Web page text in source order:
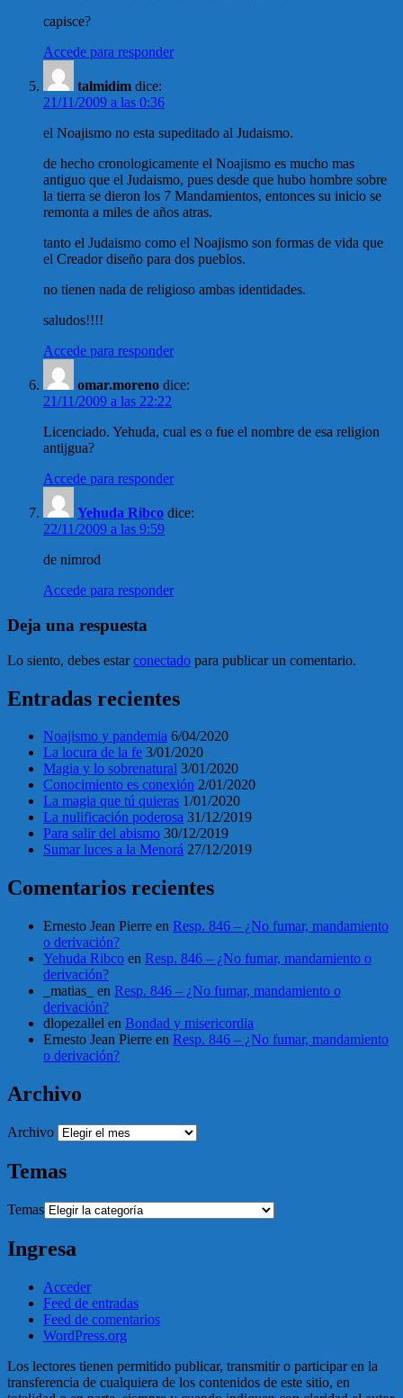
capisce?
Accede para responder
talmidim dice:
21/11/2009 a las 0:36
el Noajismo no esta supeditado al Judaismo.
de hecho cronologicamente el Noajismo es mucho mas
antiguo que el Judaismo, pues desde que hubo hombre sobre
la tierra se dieron los 7 Mandamientos, entonces su inicio se
remonta a miles de años atras.
tanto el Judaismo como el Noajismo son formas de vida que
el Creador diseño para dos pueblos.
no tienen nada de religioso ambas identidades.
saludos!!!!
Accede para responder
omar.moreno dice:
21/11/2009 a las 22:22
Licenciado. Yehuda, cual es o fue el nombre de esa religion
antijgua?
Accede para responder
Yehuda Ribco dice:
22/11/2009 a las 9:59
de nimrod
Accede para responder
Deja una respuesta
Lo siento, debes estarconectado para publicar un comentario.
Entradas recientes
Noajismo y pandemia 6/04/2020
La locura de la fe 3/01/2020
Magia y lo sobrenatural 3/01/2020
Conocimiento es conexión 2/01/2020
La magia que tú quieras 1/01/2020
La nulificación poderosa 31/12/2019
Para salir del abismo 30/12/2019
Sumar luces a la Menorá 27/12/2019
Comentarios recientes
Ernesto Jean Pierre en Resp. 846 – ¿No fumar, mandamiento
o derivación?
Yehuda Ribco en Resp. 846 – ¿No fumar, mandamiento o
derivación?
_matias_
en Resp. 846 – ¿No fumar, mandamiento o
derivación?
dlopezallel en Bondad y misericordia
Ernesto Jean Pierre en Resp. 846 – ¿No fumar, mandamiento
o derivación?
Archivo
Archivo
Temas
Temas
Ingresa
Acceder
Feed de entradas
Feed de comentarios
WordPress.org
Los lectores tienen permitido publicar, transmitir o participar en la
transferencia de cualquiera de los contenidos de este sitio, en